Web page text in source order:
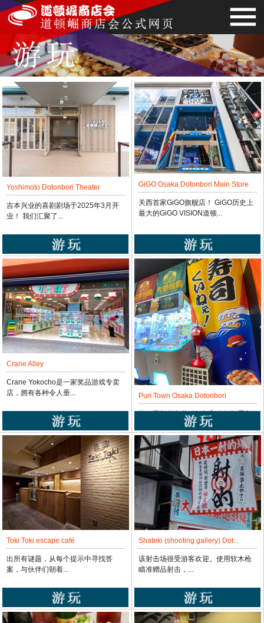
Yoshimoto Dotonbori Theater
吉本兴业的喜剧剧场于2025年3月开
业！ 我们汇聚了...
GiGO Osaka Dotonbori Main Store
关西首家GiGO旗舰店！ GiGO历史上
最大的GiGO VISION道顿...
Crane Alley
Crane Yokocho是一家奖品游戏专卖
店，拥有各种令人垂...
Puri Town Osaka Dotonbori
除了最新的印花贴纸机和人气扭蛋之
外，还有各种独...
Toki Toki escape café
出所有谜题，从每个提示中寻找答
案，与伙伴们朝着...
Shateki (shooting gallery) Dot...
该射击场很受游客欢迎。使用软木枪
瞄准赠品射击，...